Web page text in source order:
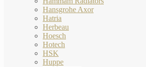
Hansgrohe Axor
Hatria
Herbeau
Hoesch
Hotech
HSK
Huppe